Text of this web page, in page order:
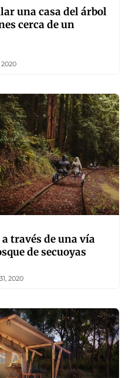
una casa del árbol
cerca de un
través de una vía
de secuoyas
2020